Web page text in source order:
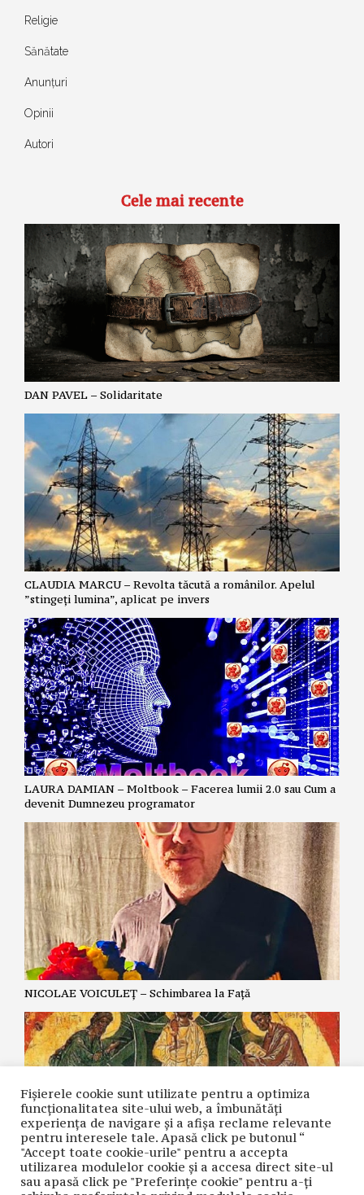
Religie
Sănătate
Anunțuri
Opinii
Autori
Cele mai recente
DAN PAVEL – Solidaritate
CLAUDIA MARCU – Revolta tăcută a românilor. Apelul
”stingeți lumina”, aplicat pe invers
LAURA DAMIAN – Moltbook – Facerea lumii 2.0 sau Cum a
devenit Dumnezeu programator
NICOLAE VOICULEȚ – Schimbarea la Față
MIRCEA VINTILESCU – Schimbarea la Față a Domnului
Fișierele cookie sunt utilizate pentru a optimiza
funcţionalitatea site-ului web, a îmbunătăţi
experienţa de navigare şi a afişa reclame relevante
pentru interesele tale. Apasă click pe butonul “
"Accept toate cookie-urile" pentru a accepta
utilizarea modulelor cookie şi a accesa direct site-ul
sau apasă click pe "Preferințe cookie" pentru a-ţi